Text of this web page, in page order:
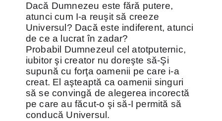
Dacă Dumnezeu este fără putere,
atunci cum I-a reuşit să creeze
Universul? Dacă este indiferent, atunci
de ce a lucrat în zadar?
Probabil Dumnezeul cel atotputernic,
iubitor şi creator nu doreşte să-Şi
supună cu forţa oamenii pe care i-a
creat. El aşteaptă ca oamenii singuri
să se convingă de alegerea incorectă
pe care au făcut-o şi să-I permită să
conducă Universul.